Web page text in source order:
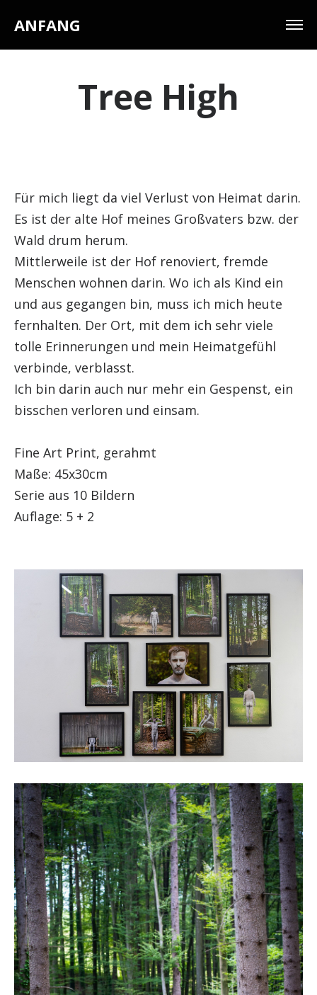
ANFANG
Tree High
Für mich liegt da viel Verlust von Heimat darin.
Es ist der alte Hof meines Großvaters bzw. der
Wald drum herum.
Mittlerweile ist der Hof renoviert, fremde
Menschen wohnen darin. Wo ich als Kind ein
und aus gegangen bin, muss ich mich heute
fernhalten. Der Ort, mit dem ich sehr viele
tolle Erinnerungen und mein Heimatgefühl
verbinde, verblasst.
Ich bin darin auch nur mehr ein Gespenst, ein
bisschen verloren und einsam.
Fine Art Print, gerahmt
Maße: 45x30cm
Serie aus 10 Bildern
Auflage: 5 + 2